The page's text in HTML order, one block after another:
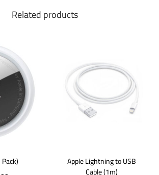
Related products
Apple Lightning to USB
Cable (1m)